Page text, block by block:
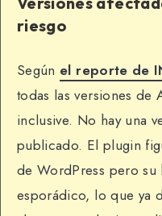
riesgo
Según el reporte de
todas las versiones de
inclusive. No hay una
publicado. El plugin
de WordPress pero su
esporádico, lo que ya